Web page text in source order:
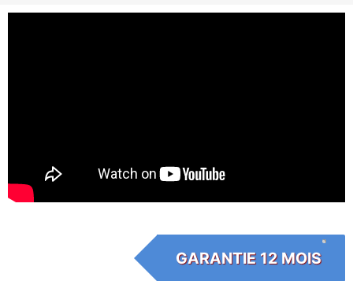
GARANTIE 12 MOIS